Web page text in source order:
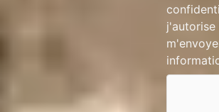
j'autorise